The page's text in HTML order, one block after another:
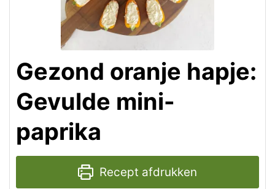
Gezond oranje hapje:
Gevulde mini-
paprika
Recept afdrukken